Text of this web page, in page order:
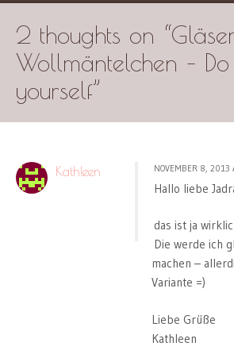
2 thoughts on “
Wollmäntelchen –
yourself”
Kathleen NOVEMBER 8, 2013
Hallo liebe
das ist ja
Die werde ich
machen –
Variante =)
Liebe Grüße
Kathleen